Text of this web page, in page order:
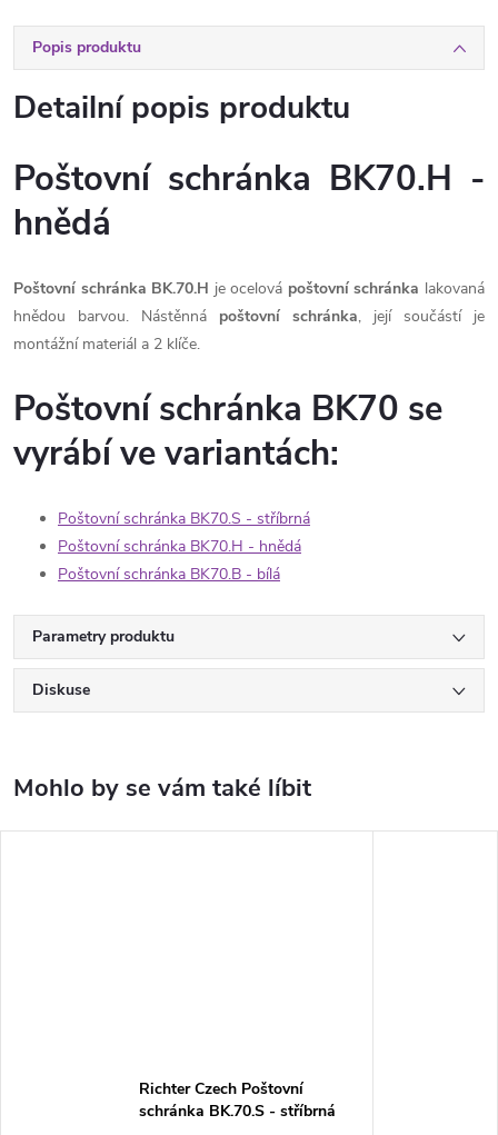
Popis produktu
Detailní popis produktu
Poštovní schránka BK70.H -
hnědá
Poštovní schránka BK.70.H je ocelová poštovní schránka lakovaná
hnědou barvou. Nástěnná poštovní schránka, její součástí je
montážní materiál a 2 klíče.
Poštovní schránka BK70 se
vyrábí ve variantách:
Poštovní schránka BK70.S - stříbrná
Poštovní schránka BK70.H - hnědá
Poštovní schránka BK70.B - bílá
Parametry produktu
Diskuse
Richter Czech Poštovní
schránka BK.70.S - stříbrná